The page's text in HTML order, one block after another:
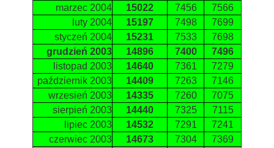
marzec 2004
15022 7456
7566
luty 2004
15197 7498
7699
styczeń 2004
15231 7533
7698
grudzień 2003
14896 7400
7496
listopad 2003
14640 7361
7279
październik 2003
14409 7263
7146
wrzesień 2003
14335 7260
7075
sierpień 2003
14440 7325
7115
lipiec 2003
14532 7291
7241
czerwiec 2003
14673 7304
7369